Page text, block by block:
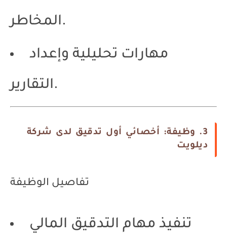
المخاطر.
مهارات تحليلية وإعداد
التقارير.
3. وظيفة: أخصائي أول تدقيق لدى شركة
ديلويت
تفاصيل الوظيفة
تنفيذ مهام التدقيق المالي